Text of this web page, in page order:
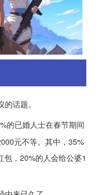
话题。
的已婚人士在春节期间
元不等。其中，35%
，20%的人会给公婆1